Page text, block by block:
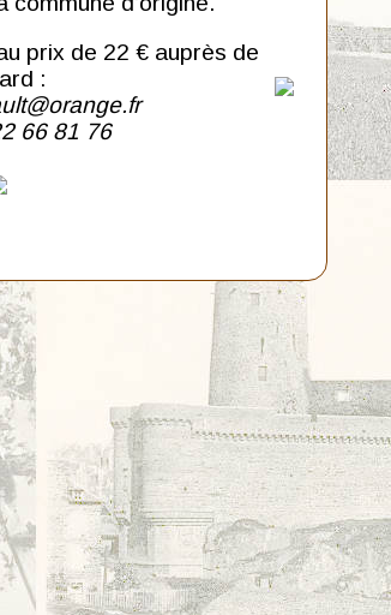
prix de 22 € auprès de
:
66 81 76